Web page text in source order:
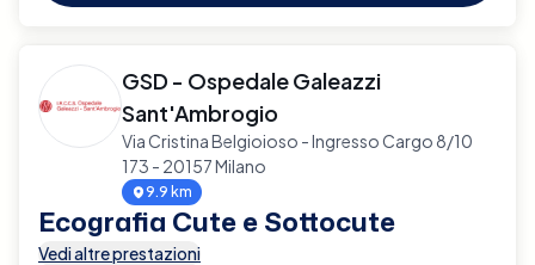
GSD - Ospedale Galeazzi
Sant'Ambrogio
Via Cristina Belgioioso - Ingresso Cargo 8/10
173 - 20157 Milano
9.9 km
Ecografia Cute e Sottocute
Vedi altre prestazioni